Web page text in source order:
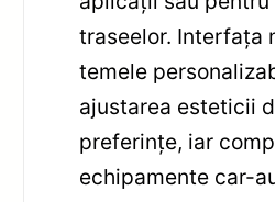
traseelor. Interfața
temele
ajustarea esteticii
preferințe, iar
echipamente car-